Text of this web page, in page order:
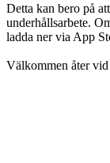
Detta kan bero på
underhållsarbete.
ladda ner via App
Välkommen åter